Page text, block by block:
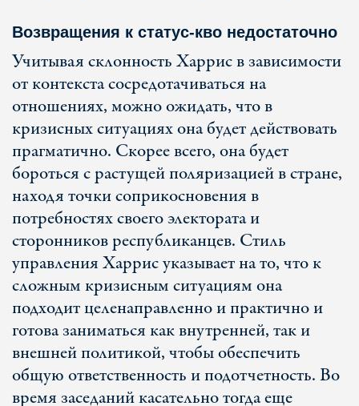
Возвращения к статус-кво недостаточно
Учитывая склонность Харрис в зависимости
от контекста сосредотачиваться на
отношениях, можно ожидать, что в
кризисных ситуациях она будет действовать
прагматично. Скорее всего, она будет
бороться с растущей поляризацией в стране,
находя точки соприкосновения в
потребностях своего электората и
сторонников республиканцев. Стиль
управления Харрис указывает на то, что к
сложным кризисным ситуациям она
подходит целенаправленно и практично и
готова заниматься как внутренней, так и
внешней политикой, чтобы обеспечить
общую ответственность и подотчетность. Во
время заседаний касательно тогда еще